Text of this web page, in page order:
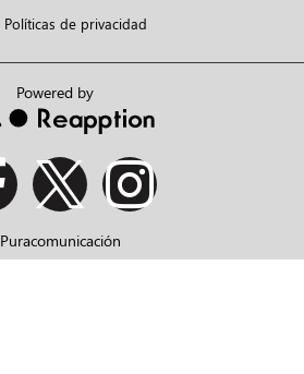
Políticas de privacidad
Powered by
Puracomunicación